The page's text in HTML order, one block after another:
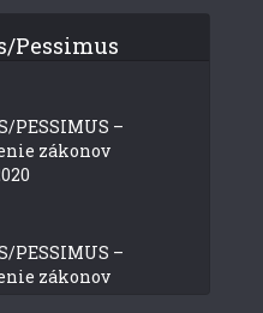
Pessimus
PESSIMUS –
zákonov
PESSIMUS –
zákonov